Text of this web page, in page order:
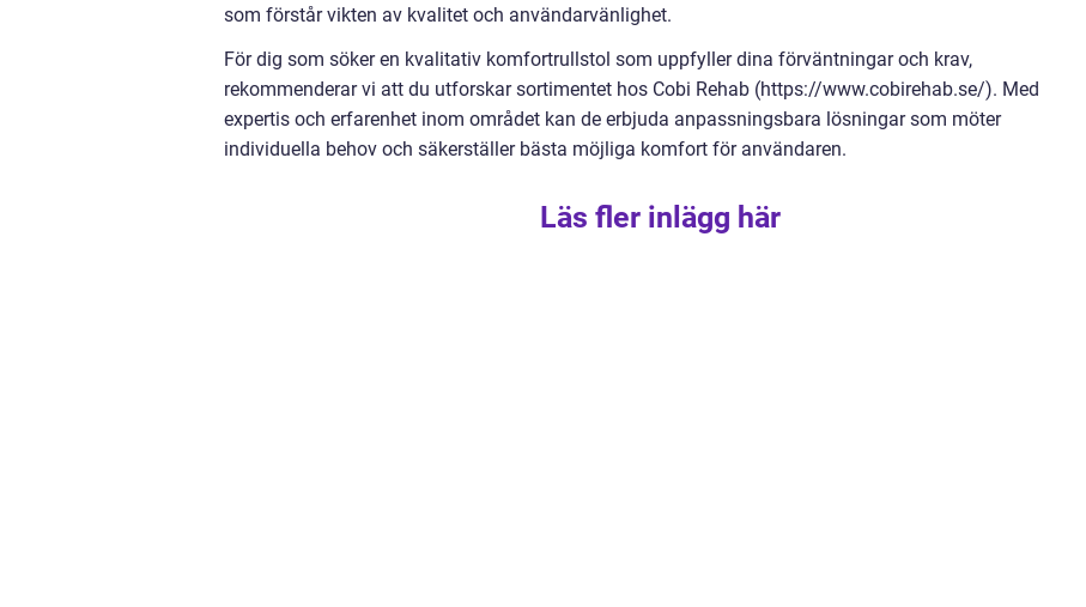
som förstår vikten av kvalitet och användarvänlighet.
För dig som söker en kvalitativ komfortrullstol som uppfyller dina förväntningar och krav,
rekommenderar vi att du utforskar sortimentet hos Cobi Rehab (https://www.cobirehab.se/). Med
expertis och erfarenhet inom området kan de erbjuda anpassningsbara lösningar som möter
individuella behov och säkerställer bästa möjliga komfort för användaren.
Läs fler inlägg här